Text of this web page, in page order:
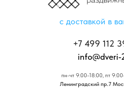
с доставкой в
+7 499 112
info@dveri-
пн-чт 9:00-18:00, пт
Ленинградский пр.7